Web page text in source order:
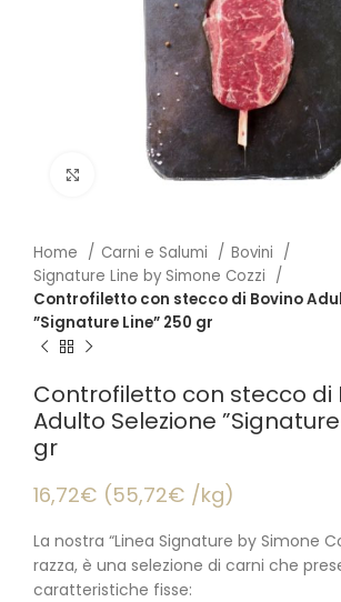
Click to enlarge
Home Carni e Salumi
Bovini
Signature Line by Simone Cozzi
Controfiletto con stecco di Bovino
”Signature Line” 250 gr
Controfiletto con stecco di
Adulto Selezione ”Signature
gr
16,72€ (55,72€ /kg)
La nostra “Linea Signature by Simone
razza, è una selezione di carni che
caratteristiche fisse: